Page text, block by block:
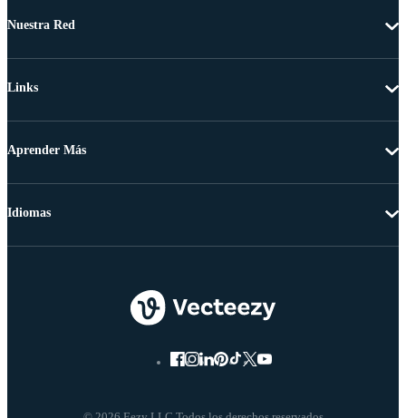
Nuestra Red
Links
Aprender Más
Idiomas